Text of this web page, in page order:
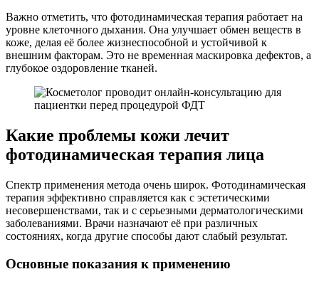
Важно отметить, что фотодинамическая терапия работает на
уровне клеточного дыхания. Она улучшает обмен веществ в
коже, делая её более жизнеспособной и устойчивой к
внешним факторам. Это не временная маскировка дефектов, а
глубокое оздоровление тканей.
Какие проблемы кожи лечит
фотодинамическая терапия лица
Спектр применения метода очень широк. Фотодинамическая
терапия эффективно справляется как с эстетическими
несовершенствами, так и с серьезными дерматологическими
заболеваниями. Врачи назначают её при различных
состояниях, когда другие способы дают слабый результат.
Основные показания к применению